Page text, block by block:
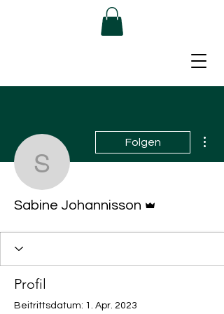
Sabine
Folgen
Sabine Johannisson
Profil
Beitrittsdatum: 1. Apr. 2023